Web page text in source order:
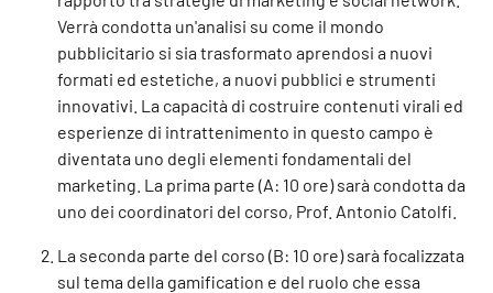
Verrà condotta un'analisi su come il mondo
pubblicitario si sia trasformato aprendosi a nuovi
formati ed estetiche, a nuovi pubblici e strumenti
innovativi. La capacità di costruire contenuti virali ed
esperienze di intrattenimento in questo campo è
diventata uno degli elementi fondamentali del
marketing. La prima parte (A: 10 ore) sarà condotta da
uno dei coordinatori del corso, Prof. Antonio Catolfi.
La seconda parte del corso (B: 10 ore) sarà focalizzata
sul tema della gamification e del ruolo che essa